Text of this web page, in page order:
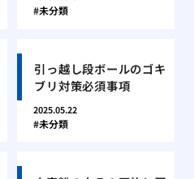
未分類
引っ越し段ボールのゴキ
ブリ対策必須事項
2025.05.22
未分類